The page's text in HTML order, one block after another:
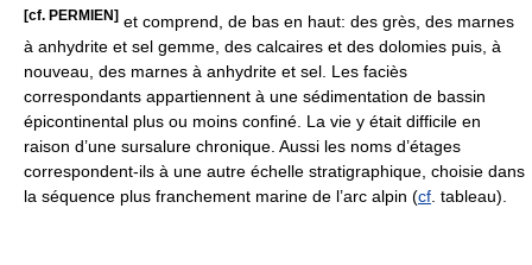
[cf. PERMIEN] et comprend, de bas en haut: des grès, des marnes
à anhydrite et sel gemme, des calcaires et des dolomies puis, à
nouveau, des marnes à anhydrite et sel. Les faciès
correspondants appartiennent à une sédimentation de bassin
épicontinental plus ou moins confiné. La vie y était difficile en
raison d’une sursalure chronique. Aussi les noms d’étages
correspondent-ils à une autre échelle stratigraphique, choisie dans
la séquence plus franchement marine de l’arc alpin (cf . tableau).